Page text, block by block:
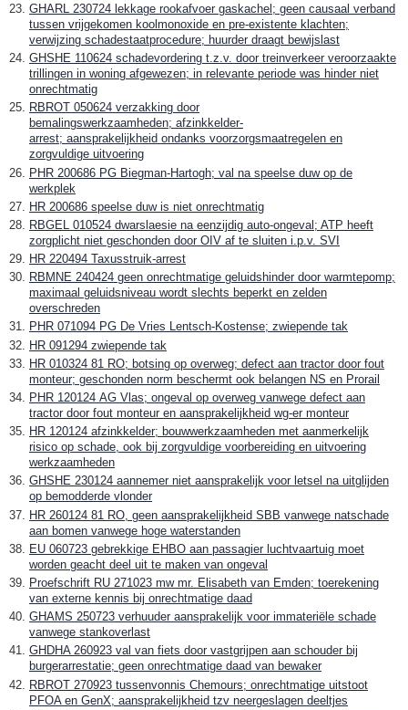
GHARL 230724 lekkage rookafvoer gaskachel; geen causaal verband
tussen vrijgekomen koolmonoxide en pre-existente klachten;
verwijzing schadestaatprocedure; huurder draagt bewijslast
GHSHE 110624 schadevordering t.z.v. door treinverkeer veroorzaakte
trillingen in woning afgewezen; in relevante periode was hinder niet
onrechtmatig
RBROT 050624 verzakking door
bemalingswerkzaamheden; afzinkkelder-
arrest; aansprakelijkheid ondanks voorzorgsmaatregelen en
zorgvuldige uitvoering
PHR 200686 PG Biegman-Hartogh; val na speelse duw op de
werkplek
HR 200686 speelse duw is niet onrechtmatig
RBGEL 010524 dwarslaesie na eenzijdig auto-ongeval; ATP heeft
zorgplicht niet geschonden door OIV af te sluiten i.p.v. SVI
HR 220494 Taxusstruik-arrest
RBMNE 240424 geen onrechtmatige geluidshinder door warmtepomp;
maximaal geluidsniveau wordt slechts beperkt en zelden
overschreden
PHR 071094 PG De Vries Lentsch-Kostense; zwiepende tak
HR 091294 zwiepende tak
HR 010324 81 RO; botsing op overweg; defect aan tractor door fout
monteur; geschonden norm beschermt ook belangen NS en Prorail
PHR 120124 AG Vlas; ongeval op overweg vanwege defect aan
tractor door fout monteur en aansprakelijkheid wg-er monteur
HR 120124 afzinkkelder; bouwwerkzaamheden met aanmerkelijk
risico op schade, ook bij zorgvuldige voorbereiding en uitvoering
werkzaamheden
GHSHE 230124 aannemer niet aansprakelijk voor letsel na uitglijden
op bemodderde vlonder
HR 260124 81 RO, geen aansprakelijkheid SBB vanwege natschade
aan bomen vanwege hoge waterstanden
EU 060723 gebrekkige EHBO aan passagier luchtvaartuig moet
worden geacht deel uit te maken van ongeval
Proefschrift RU 271023 mw mr. Elisabeth van Emden; toerekening
van externe kennis bij onrechtmatige daad
GHAMS 250723 verhuuder aansprakelijk voor immateriële schade
vanwege stankoverlast
GHDHA 260923 val van fiets door vastgrijpen aan schouder bij
burgerarrestatie; geen onrechtmatige daad van bewaker
RBROT 270923 tussenvonnis Chemours; onrechtmatige uitstoot
PFOA en GenX; aansprakelijkheid tzv neergeslagen deeltjes